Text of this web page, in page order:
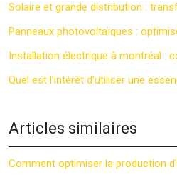
Solaire et grande distribution :
Panneaux photovoltaïques :
Installation électrique à montréal :
Quel est l’intérêt d’utiliser une
Articles similaires
Comment optimiser la production